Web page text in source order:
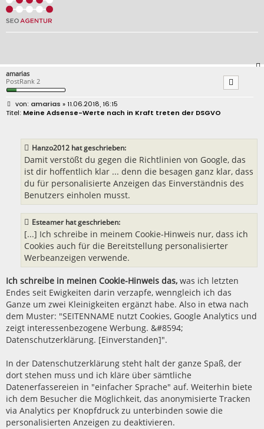
amarias
PostRank 2
B
e
i
amarias » 11.06.2018, 16:15
Meine Adsense-Werte nach in Kraft treten der DSGVO
Hanzo2012 hat geschrieben:
Damit verstößt du gegen die Richtlinien von Google, das
ist dir hoffentlich klar ... denn die besagen ganz klar, dass
du für personalisierte Anzeigen das Einverständnis des
Benutzers einholen musst.
Esteamer hat geschrieben:
[...] Ich schreibe in meinem Cookie-Hinweis nur, dass ich
Cookies auch für die Bereitstellung personalisierter
Werbeanzeigen verwende.
Ich schreibe in meinen Cookie-Hinweis das, was ich letzten
Endes seit Ewigkeiten darin verzapfe, wenngleich ich das
Ganze um zwei Kleinigkeiten ergänzt habe. Also in etwa nach
dem Muster: "SEITENNAME nutzt Cookies, Google Analytics und
zeigt interessenbezogene Werbung. &#8594;
Datenschutzerklärung. [Einverstanden]".
In der Datenschutzerklärung steht halt der ganze Spaß, der
dort stehen muss und ich kläre über sämtliche
Datenerfassereien in "einfacher Sprache" auf. Weiterhin biete
ich dem Besucher die Möglichkeit, das anonymisierte Tracken
via Analytics per Knopfdruck zu unterbinden sowie die
personalisierten Anzeigen zu deaktivieren.